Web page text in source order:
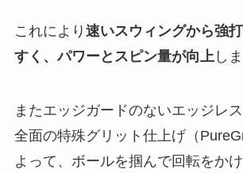
これにより 速いスウィングから強
すく、パワーとスピン量が向上しま
またエッジガードのないエッジレ
全面の特殊グリット仕上げ（
よって、ボールを掴んで回転をか